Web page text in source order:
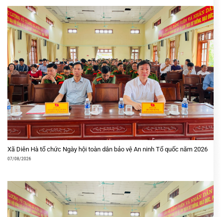
Xã Diên Hà tổ chức Ngày hội toàn dân bảo vệ An ninh Tổ quốc năm 2026
07/08/2026